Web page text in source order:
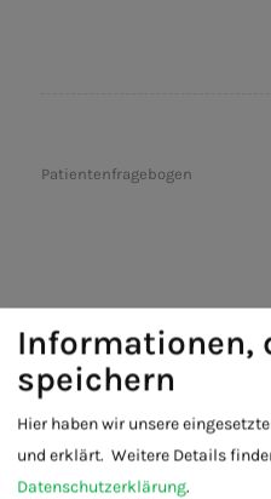
Patientenfragebogen
Fachschule für
Europäischer
Informationen,
speichern
Hier haben wir unsere
und erklärt. Weitere Details
Datenschutzerklärung.